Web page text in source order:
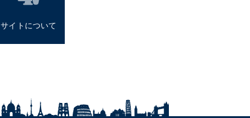
サイトについて